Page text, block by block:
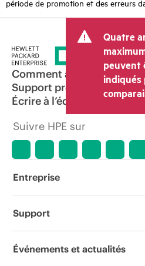
période de promotion et des erreurs
Quatre
peuvent
indiqués
Comment acheter
Support produit
Écrire à l’équipe
Suivre HPE sur
Entreprise
À propos de HPE
Support
Services d’assistance
Événements et actualités